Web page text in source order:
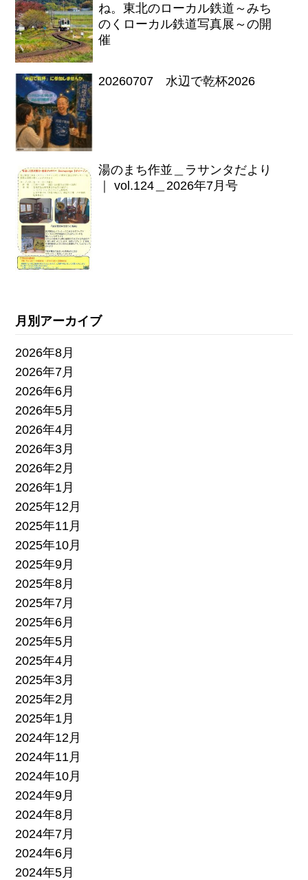
ね。東北のローカル鉄道～みち
のくローカル鉄道写真展～の開
催
20260707 水辺で乾杯2026
湯のまち作並＿ラサンタだより
｜ vol.124＿2026年7月号
月別アーカイブ
2026年8月
2026年7月
2026年6月
2026年5月
2026年4月
2026年3月
2026年2月
2026年1月
2025年12月
2025年11月
2025年10月
2025年9月
2025年8月
2025年7月
2025年6月
2025年5月
2025年4月
2025年3月
2025年2月
2025年1月
2024年12月
2024年11月
2024年10月
2024年9月
2024年8月
2024年7月
2024年6月
2024年5月